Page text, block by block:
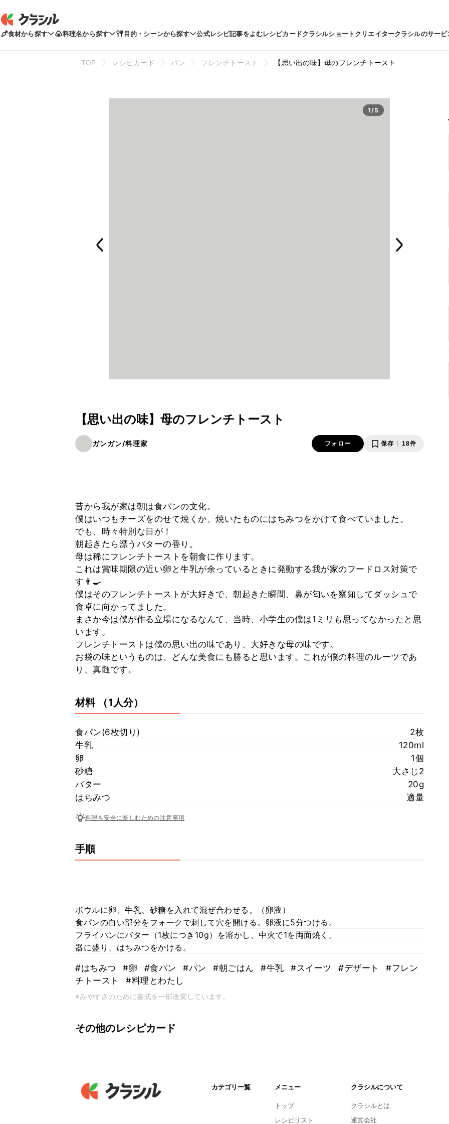
食材から探す 料理名から探す 目的・シーンから探す 公式レシピ記事をよむレシピカードクラシルショートクリエイタークラシルのサービ
TOP レシピカード パン フレンチトースト 【思い出の味】母のフレンチトースト
1/5
【思い出の味】母のフレンチトースト
ガンガン/料理家 フォロー 保存 18件
昔から我が家は朝は食パンの文化。
僕はいつもチーズをのせて焼くか、焼いたものにはちみつをかけて食べていました。
でも、時々特別な日が！
朝起きたら漂うバターの香り。
母は稀にフレンチトーストを朝食に作ります。
これは賞味期限の近い卵と牛乳が余っているときに発動する我が家のフードロス対策で
す👨‍🍳
僕はそのフレンチトーストが大好きで、朝起きた瞬間、鼻が匂いを察知してダッシュで
食卓に向かってました。
まさか今は僕が作る立場になるなんて、当時、小学生の僕は1ミリも思ってなかったと思
います。
フレンチトーストは僕の思い出の味であり、大好きな母の味です。
お袋の味というものは、どんな美食にも勝ると思います。これが僕の料理のルーツであ
り、真髄です。
材料 （1人分）
食パン(6枚切り)
2枚
牛乳
120ml
卵
1個
砂糖
大さじ2
バター
20g
はちみつ
適量
料理を安全に楽しむための注意事項
手順
ボウルに卵、牛乳、砂糖を入れて混ぜ合わせる。（卵液）
食パンの白い部分をフォークで刺して穴を開ける。卵液に5分つける。
フライパンにバター（1枚につき10g）を溶かし、中火で1を両面焼く。
器に盛り、はちみつをかける。
#はちみつ #卵 #食パン #パン #朝ごはん #牛乳 #スイーツ #デザート
#フレン
チトースト
#料理とわたし
※みやすさのために書式を一部改変しています。
その他のレシピカード
カテゴリ一覧 メニュー
トップ
レシピリスト
クラシルについて
クラシルとは
運営会社